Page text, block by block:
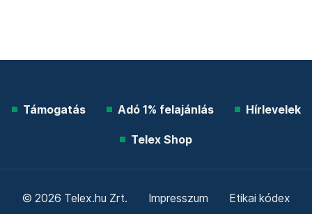
Támogatás Adó 1% felajánlás Hírlevelek
Telex Shop
© 2026 Telex.hu Zrt. Impresszum Etikai kódex